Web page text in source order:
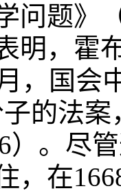
问题》
明，霍
，国会
的法
）。尽
，在